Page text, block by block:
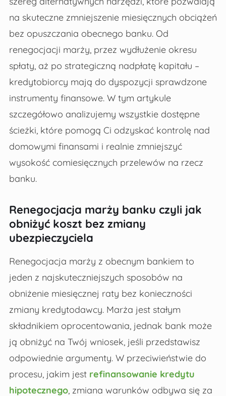
na skuteczne zmniejszenie miesięcznych obciążeń
bez opuszczania obecnego banku. Od
renegocjacji marży, przez wydłużenie okresu
spłaty, aż po strategiczną nadpłatę kapitału –
kredytobiorcy mają do dyspozycji sprawdzone
instrumenty finansowe. W tym artykule
szczegółowo analizujemy wszystkie dostępne
ścieżki, które pomogą Ci odzyskać kontrolę nad
domowymi finansami i realnie zmniejszyć
wysokość comiesięcznych przelewów na rzecz
banku.
Renegocjacja marży banku czyli jak
obniżyć koszt bez zmiany
ubezpieczyciela
Renegocjacja marży z obecnym bankiem to
jeden z najskuteczniejszych sposobów na
obniżenie miesięcznej raty bez konieczności
zmiany kredytodawcy. Marża jest stałym
składnikiem oprocentowania, jednak bank może
ją obniżyć na Twój wniosek, jeśli przedstawisz
odpowiednie argumenty. W przeciwieństwie do
procesu, jakim jest refinansowanie kredytu
hipotecznego, zmiana warunków odbywa się za